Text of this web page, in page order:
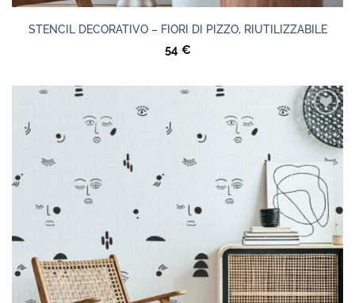
STENCIL DECORATIVO – FIORI DI PIZZO, RIUTILIZZABILE
54 €